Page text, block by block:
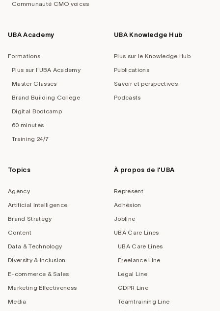
Communauté CMO voices
UBA Academy
Formations
Plus sur l'UBA Academy
Master Classes
Brand Building College
Digital Bootcamp
60 minutes
Training 24/7
UBA Knowledge Hub
Plus sur le Knowledge Hub
Publications
Savoir et perspectives
Podcasts
Topics
Agency
Artificial Intelligence
Brand Strategy
Content
Data & Technology
Diversity & Inclusion
E-commerce & Sales
Marketing Effectiveness
Media
À propos de l'UBA
Represent
Adhésion
Jobline
UBA Care Lines
UBA Care Lines
Freelance Line
Legal Line
GDPR Line
Teamtraining Line